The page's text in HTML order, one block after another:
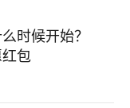
时候开始？
包